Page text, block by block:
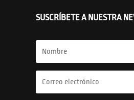
SUSCRÍBETE A NUESTRA